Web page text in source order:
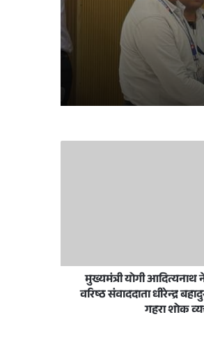
2 weeks ago
उत्तर रेलवे लखनऊ मंडल
3 weeks ago
June 30, 2026
KGMU: डॉ.
मुख्यमंत्री योगी
वरिष्ठ संवाददाता धीरेन्द्र
गहरा शोक